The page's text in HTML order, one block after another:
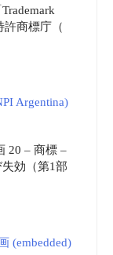
許商標庁（
Argentina)
20 – 商標 –
効（第1部
(embedded)